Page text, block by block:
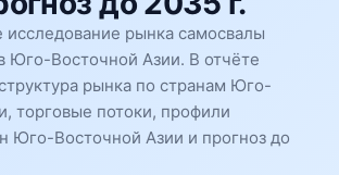
исследование рынка самосвалы
Юго-Восточной Азии. В отчёте
рынка по странам Юго-
торговые потоки, профили
Юго-Восточной Азии и прогноз до